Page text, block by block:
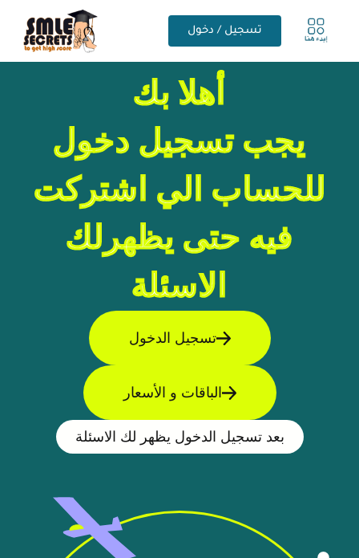
تسجيل / دخول
أهلا بك
يجب تسجيل دخول
للحساب الي اشتركت
فيه حتى يظهرلك
الاسئلة
تسجيل الدخول
الباقات و الأسعار
بعد تسجيل الدخول يظهر لك الاسئلة